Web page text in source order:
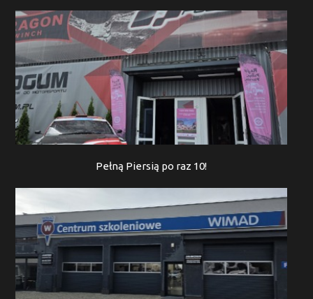
Pełną Piersią po raz 10!